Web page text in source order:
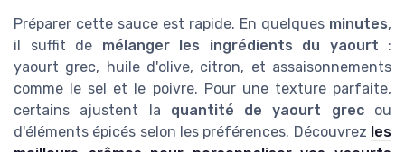
Préparer cette sauce est rapide. En quelques minutes,
il suffit de mélanger les ingrédients du yaourt :
yaourt grec, huile d'olive, citron, et assaisonnements
comme le sel et le poivre. Pour une texture parfaite,
certains ajustent la quantité de yaourt grecou
d'éléments épicés selon les préférences. Découvrez les